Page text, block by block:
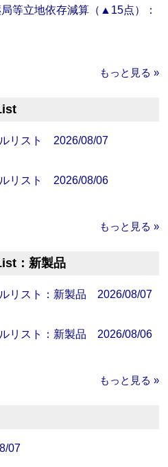
局等立地依存減算（▲15点）：
もっと見る »
リスト 2026/08/07
リスト 2026/08/06
もっと見る »
：新製品
リスト：新製品 2026/08/07
リスト：新製品 2026/08/06
もっと見る »
07